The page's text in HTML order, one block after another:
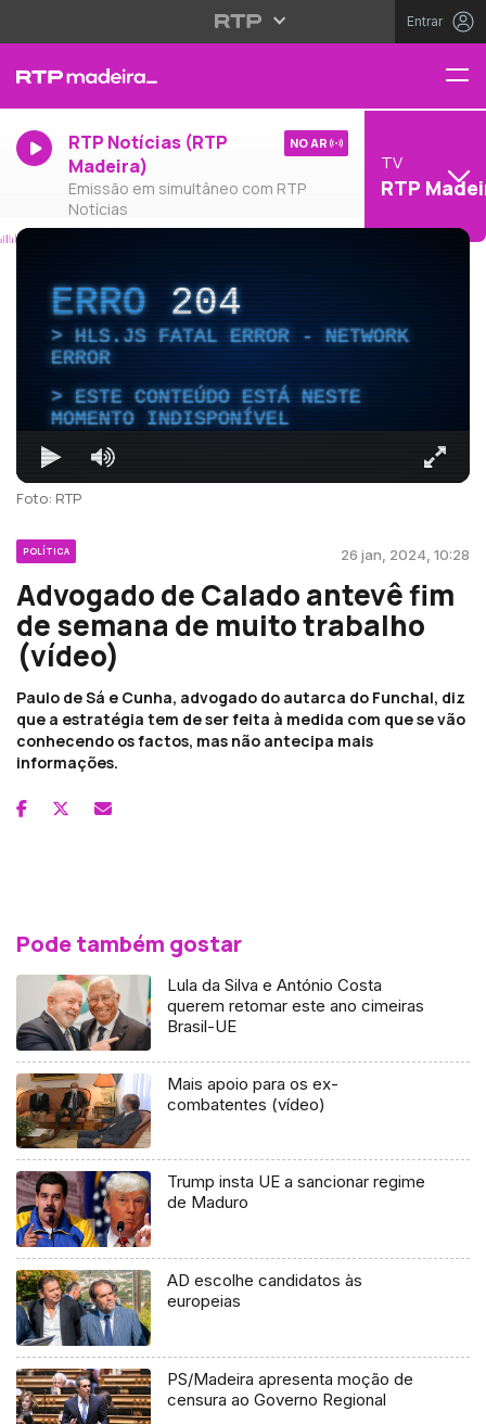
Entrar
RTP Notícias (RTP
Madeira)
Emissão em simultâneo com RTP
Notícias
NO AR
TV
RTP
ERRO204
HLS.JS FATAL ERROR - NETWORK
ERROR
ESTE CONTEÚDO ESTÁ NESTE
MOMENTO INDISPONÍVEL
Foto: RTP
POLÍTICA 26 jan, 2024, 10:28
Advogado de Calado antevê fim
de semana de muito trabalho
(vídeo)
Paulo de Sá e Cunha, advogado do autarca do Funchal, diz
que a estratégia tem de ser feita à medida com que se vão
conhecendo os factos, mas não antecipa mais
informações.
Pode também gostar
Lula da Silva e António Costa
querem retomar este ano cimeiras
Brasil-UE
Mais apoio para os ex-
combatentes (vídeo)
Trump insta UE a sancionar regime
de Maduro
AD escolhe candidatos às
europeias
PS/Madeira apresenta moção de
censura ao Governo Regional